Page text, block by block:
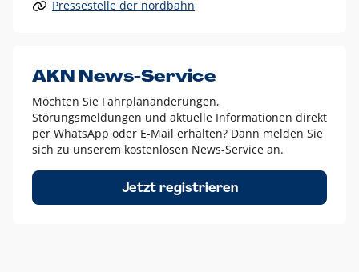
Alle anderen Logo-Varianten dürfen nur in Ausnahmefällen
Diese Ausnahmen sind zum Beispiel:
dem AKN Blau,
weißes Logo auf Fotohintergründen,
schwarzes Logo für reine Schwarz-Weiß-Umsetzungen
Um das Logo herum muss ein Schutzraum von jeweils einer
Höhe bzw. Breite des N aus AKN in alle Richtungen
Pressestelle der nordbahn
AKN News-Service
Möchten Sie Fahrplanänderungen,
Störungsmeldungen und aktuelle Informationen direkt
per WhatsApp oder E-Mail erhalten? Dann melden Sie
sich zu unserem kostenlosen News-Service an.
Jetzt registrieren